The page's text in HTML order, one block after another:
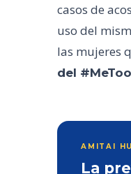
casos de
uso del
las mujeres
del
AMITAI
La